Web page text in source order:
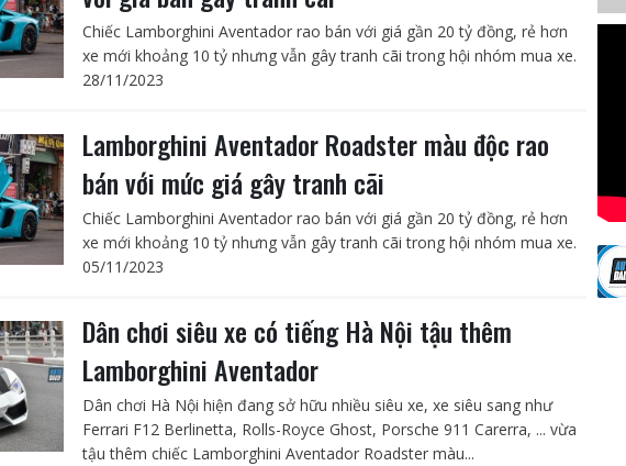
Chiếc Lamborghini Aventador rao bán với giá gần 20 tỷ đồng, rẻ hơn
xe mới khoảng 10 tỷ nhưng vẫn gây tranh cãi trong hội nhóm mua xe.
28/11/2023
Lamborghini Aventador Roadster màu độc rao
bán với mức giá gây tranh cãi
Chiếc Lamborghini Aventador rao bán với giá gần 20 tỷ đồng, rẻ hơn
xe mới khoảng 10 tỷ nhưng vẫn gây tranh cãi trong hội nhóm mua xe.
05/11/2023
Dân chơi siêu xe có tiếng Hà Nội tậu thêm
Lamborghini Aventador
Dân chơi Hà Nội hiện đang sở hữu nhiều siêu xe, xe siêu sang như
Ferrari F12 Berlinetta, Rolls-Royce Ghost, Porsche 911 Carerra, ... vừa
tậu thêm chiếc Lamborghini Aventador Roadster màu...